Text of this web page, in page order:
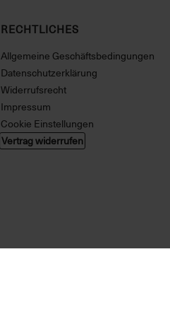
RECHTLICHES
Allgemeine Geschäftsbedingungen
Datenschutzerklärung
Widerrufsrecht
Impressum
Cookie Einstellungen
Vertrag widerrufen